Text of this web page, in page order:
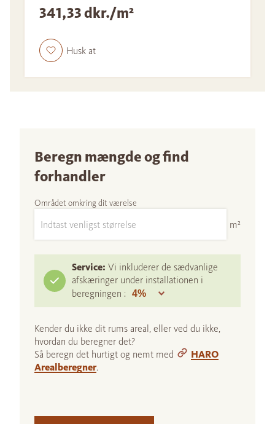
341,33 dkr./m²
Husk at
Beregn mængde og find
forhandler
Området omkring dit værelse
m²
Service: Vi inkluderer de sædvanlige
afskæringer under installationen i
beregningen :
Kender du ikke dit rums areal, eller ved du ikke,
hvordan du beregner det?
Så beregn det hurtigt og nemt med
HARO
Arealberegner.